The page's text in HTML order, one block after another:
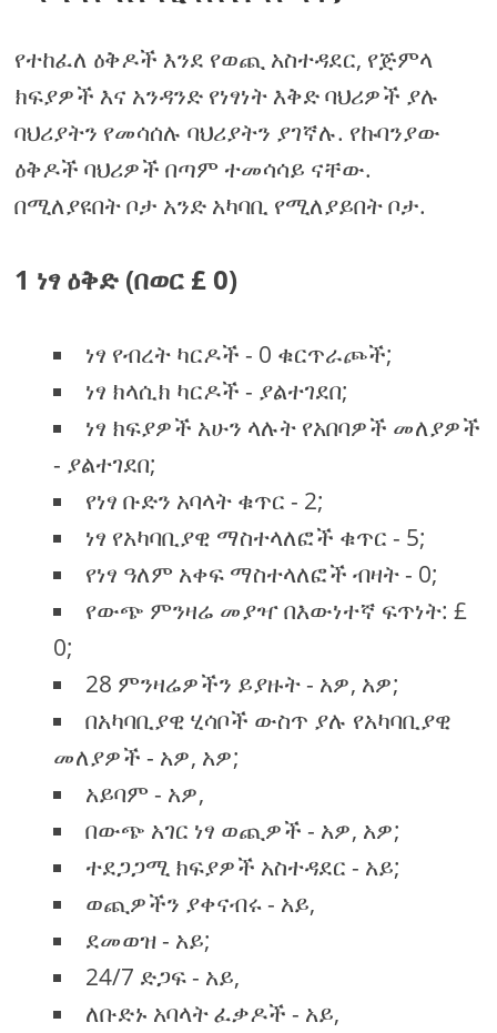
የተከፈለ ዕቅዶች እንደ የወጪ አስተዳደር, የጅምላ
ክፍያዎች እና አንዳንድ የነፃነት እቅድ ባህሪዎች ያሉ
ባህሪያትን የመሳሰሉ ባህሪያትን ያገኛሉ. የኩባንያው
ዕቅዶች ባህሪዎች በጣም ተመሳሳይ ናቸው.
በሚለያዩበት ቦታ አንድ አካባቢ የሚለያይበት ቦታ.
1 ነፃ ዕቅድ (በወር £ 0)
ነፃ የብረት ካርዶች - 0 ቁርጥራጮች;
ነፃ ክላሲክ ካርዶች - ያልተገደበ;
ነፃ ክፍያዎች አሁን ላሉት የአበባዎች መለያዎች
- ያልተገደበ;
የነፃ ቡድን አባላት ቁጥር - 2;
ነፃ የአካባቢያዊ ማስተላለፎች ቁጥር - 5;
የነፃ ዓለም አቀፍ ማስተላለፎች ብዛት - 0;
የውጭ ምንዛሬ መያዣ በእውነተኛ ፍጥነት: £
0;
28 ምንዛሬዎችን ይያዙት - አዎ, አዎ;
በአካባቢያዊ ሂሳቦች ውስጥ ያሉ የአካባቢያዊ
መለያዎች - አዎ, አዎ;
አይባም - አዎ,
በውጭ አገር ነፃ ወጪዎች - አዎ, አዎ;
ተደጋጋሚ ክፍያዎች አስተዳደር - አይ;
ወጪዎችን ያቀናብሩ - አይ,
ደመወዝ - አይ;
24/7 ድጋፍ - አይ,
ለቡድኑ አባላት ፈቃዶች - አይ,